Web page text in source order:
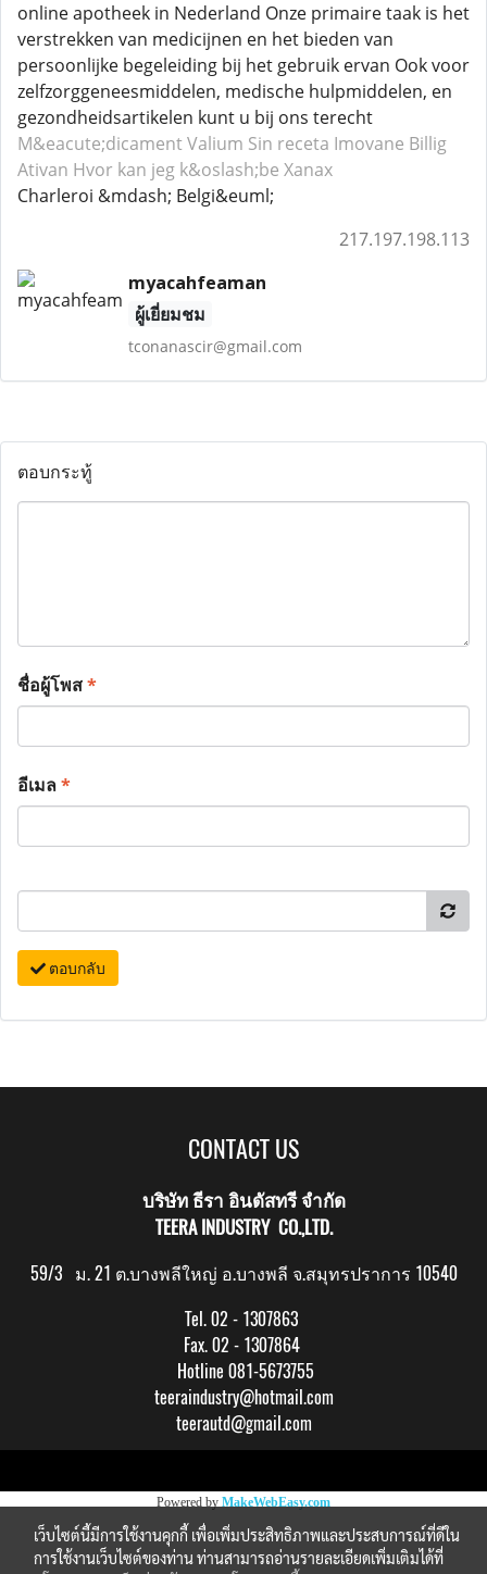
online apotheek in Nederland Onze primaire taak is het
verstrekken van medicijnen en het bieden van
persoonlijke begeleiding bij het gebruik ervan Ook voor
zelfzorggeneesmiddelen, medische hulpmiddelen, en
gezondheidsartikelen kunt u bij ons terecht
M&eacute;dicament Valium Sin receta Imovane Billig
Ativan Hvor kan jeg k&oslash;be Xanax
Charleroi &mdash; Belgi&euml;
217.197.198.113
myacahfeaman
ผู้เยี่ยมชม
tconanascir@gmail.com
ตอบกระทู้
ชื่อผู้โพส*
อีเมล*
ตอบกลับ
CONTACT US
บริษัท ธีรา อินดัสทรี จำกัด
TEERA INDUSTRY CO.,LTD.
59/3 ม. 21 ต.บางพลีใหญ่ อ.บางพลี จ.สมุทรปราการ 10540
Tel. 02 - 1307863
Fax. 02 - 1307864
Hotline 081-5673755
teeraindustry@hotmail.com
teerautd@gmail.com
Powered by MakeWebEasy.com
เว็บไซต์นี้มีการใช้งานคุกกี้ เพื่อเพิ่มประสิทธิภาพและประสบการณ์ที่ดีใน
การใช้งานเว็บไซต์ของท่าน ท่านสามารถอ่านรายละเอียดเพิ่มเติมได้ที่